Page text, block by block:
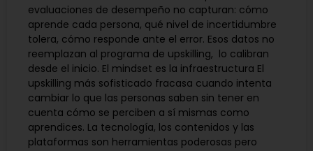
evaluaciones de desempeño no capturan: cómo
aprende cada persona, qué nivel de incertidumbre
tolera, cómo responde ante el error. Esos datos no
reemplazan al programa de upskilling, lo calibran
desde el inicio. El mindset es la infraestructura El
upskilling más sofisticado fracasa cuando intenta
cambiar lo que las personas saben sin tener en
cuenta cómo se perciben a sí mismas como
aprendices. La tecnología, los contenidos y las
plataformas son herramientas poderosas pero